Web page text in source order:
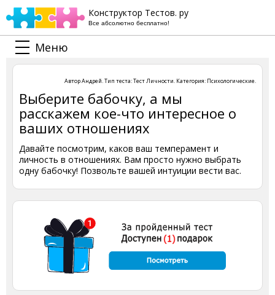
Конструктор Тестов. ру
Все абсолютно бесплатно!
Меню
АвторАндрей. Тип теста:Тест Личности. Категория: Психологические.
Выберите бабочку, а мы
расскажем кое-что интересное о
ваших отношениях
Давайте посмотрим, каков ваш темперамент и
личность в отношениях. Вам просто нужно выбрать
одну бабочку! Позвольте вашей интуиции вести вас.